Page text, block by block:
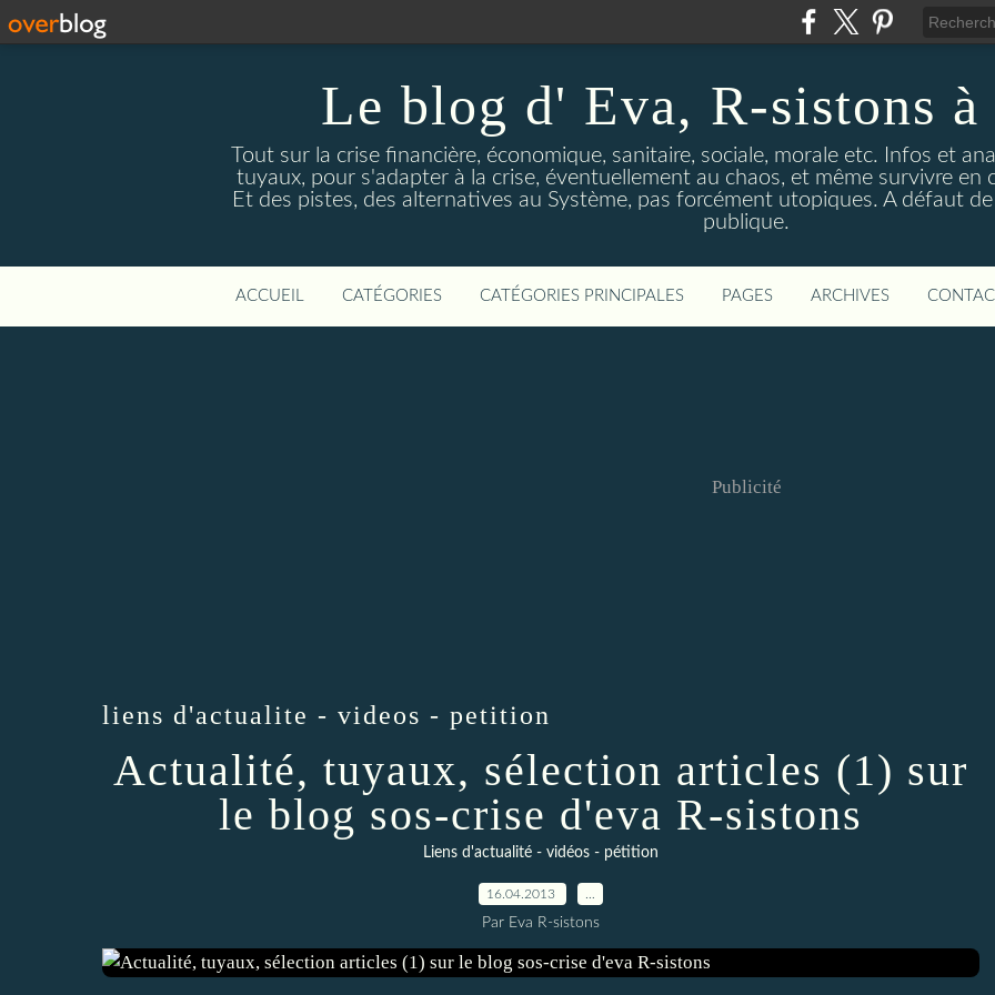
Le blog d' Eva, R-sistons à
Tout sur la crise financière, économique, sanitaire, sociale, morale etc. Infos et
tuyaux, pour s'adapter à la crise, éventuellement au chaos, et même survivre en
Et des pistes, des alternatives au Système, pas forcément utopiques. A défaut
publique.
ACCUEIL CATÉGORIES CATÉGORIES PRINCIPALES PAGES ARCHIVES
Publicité
liens d'actualite - videos - petition
Actualité, tuyaux, sélection articles (1) sur
le blog sos-crise d'eva R-sistons
Liens d'actualité - vidéos - pétition
16.04.2013
Par Eva R-sistons